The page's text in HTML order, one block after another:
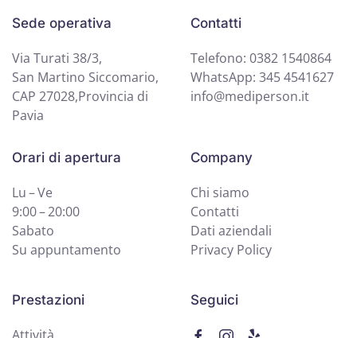
Sede operativa
Via Turati 38/3,
San Martino Siccomario,
CAP 27028,Provincia di
Pavia
Contatti
Telefono: 0382 1540864
WhatsApp: 345 4541627
info@mediperson.it
Orari di apertura
Lu – Ve
9:00 – 20:00
Sabato
Su appuntamento
Company
Chi siamo
Contatti
Dati aziendali
Privacy Policy
Prestazioni Seguici